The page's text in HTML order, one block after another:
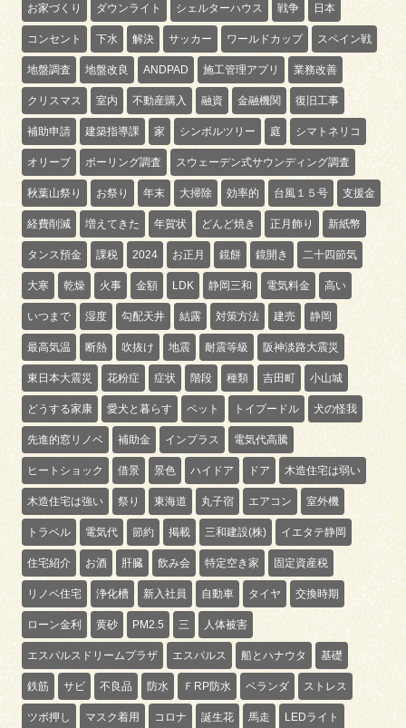
お家づくり ダウンライト シェルターハウス 戦争 日本
コンセント 下水 解決 サッカー ワールドカップ スペイン戦
地盤調査 地盤改良 ANDPAD 施工管理アプリ 業務改善
クリスマス 室内 不動産購入 融資 金融機関 復旧工事
補助申請 建築指導課 家 シンボルツリー 庭 シマトネリコ
オリーブ ボーリング調査 スウェーデン式サウンディング調査
秋葉山祭り お祭り 年末 大掃除 効率的 台風１５号 支援金
経費削減 増えてきた 年賀状 どんど焼き 正月飾り 新紙幣
タンス預金 課税 2024 お正月 鏡餅 鏡開き 二十四節気
大寒 乾燥 火事 金額 LDK 静岡三和 電気料金 高い
いつまで 湿度 勾配天井 結露 対策方法 建売 静岡
最高気温 断熱 吹抜け 地震 耐震等級 阪神淡路大震災
東日本大震災 花粉症 症状 階段 種類 吉田町 小山城
どうする家康 愛犬と暮らす ペット トイプードル 犬の怪我
先進的窓リノベ 補助金 インプラス 電気代高騰
ヒートショック 借景 景色 ハイドア ドア 木造住宅は弱い
木造住宅は強い 祭り 東海道 丸子宿 エアコン 室外機
トラベル 電気代 節約 掲載 三和建設(株) イエタテ静岡
住宅紹介 お酒 肝臓 飲み会 特定空き家 固定資産税
リノベ住宅 浄化槽 新入社員 自動車 タイヤ 交換時期
ローン金利 黄砂 PM2.5 三 人体被害
エスパルスドリームプラザ エスパルス 船とハナウタ 基礎
鉄筋 サビ 不良品 防水 ＦRP防水 ベランダ ストレス
ツボ押し マスク着用 コロナ 誕生花 馬走 LEDライト